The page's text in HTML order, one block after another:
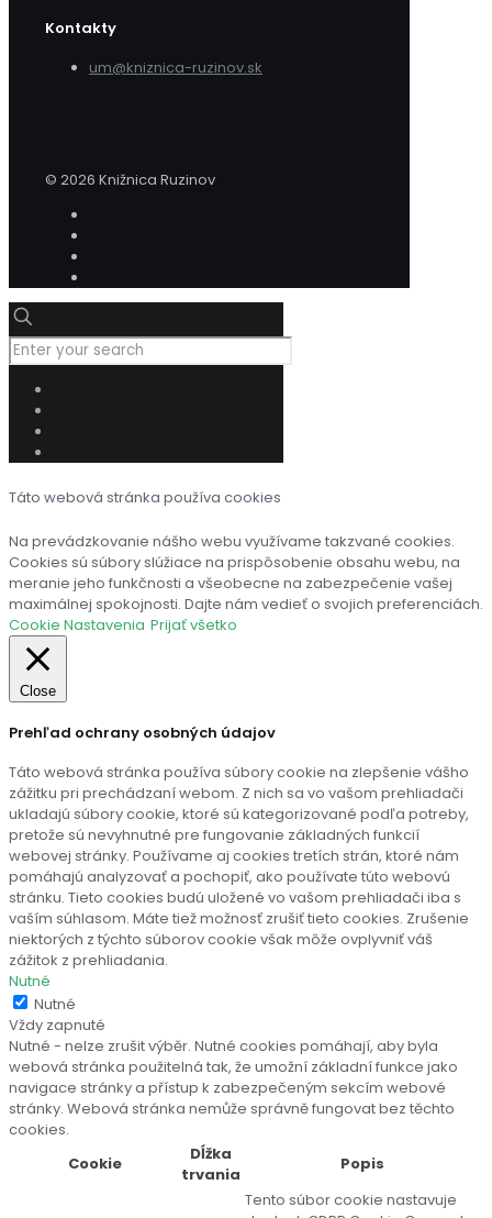
Kontakty
um@kniznica-ruzinov.sk
© 2026 Knižnica Ruzinov
Táto webová stránka používa cookies
Na prevádzkovanie nášho webu využívame takzvané cookies.
Cookies sú súbory slúžiace na prispôsobenie obsahu webu, na
meranie jeho funkčnosti a všeobecne na zabezpečenie vašej
maximálnej spokojnosti. Dajte nám vedieť o svojich preferenciách.
Cookie Nastavenia Prijať všetko
Close
Prehľad ochrany osobných údajov
Táto webová stránka používa súbory cookie na zlepšenie vášho
zážitku pri prechádzaní webom. Z nich sa vo vašom prehliadači
ukladajú súbory cookie, ktoré sú kategorizované podľa potreby,
pretože sú nevyhnutné pre fungovanie základných funkcií
webovej stránky. Používame aj cookies tretích strán, ktoré nám
pomáhajú analyzovať a pochopiť, ako používate túto webovú
stránku. Tieto cookies budú uložené vo vašom prehliadači iba s
vaším súhlasom. Máte tiež možnosť zrušiť tieto cookies. Zrušenie
niektorých z týchto súborov cookie však môže ovplyvniť váš
zážitok z prehliadania.
Nutné
Nutné
Vždy zapnuté
Nutné - nelze zrušit výběr. Nutné cookies pomáhají, aby byla
webová stránka použitelná tak, že umožní základní funkce jako
navigace stránky a přístup k zabezpečeným sekcím webové
stránky. Webová stránka nemůže správně fungovat bez těchto
cookies.
Cookie
Dĺžka
trvania
Popis
Tento súbor cookie nastavuje